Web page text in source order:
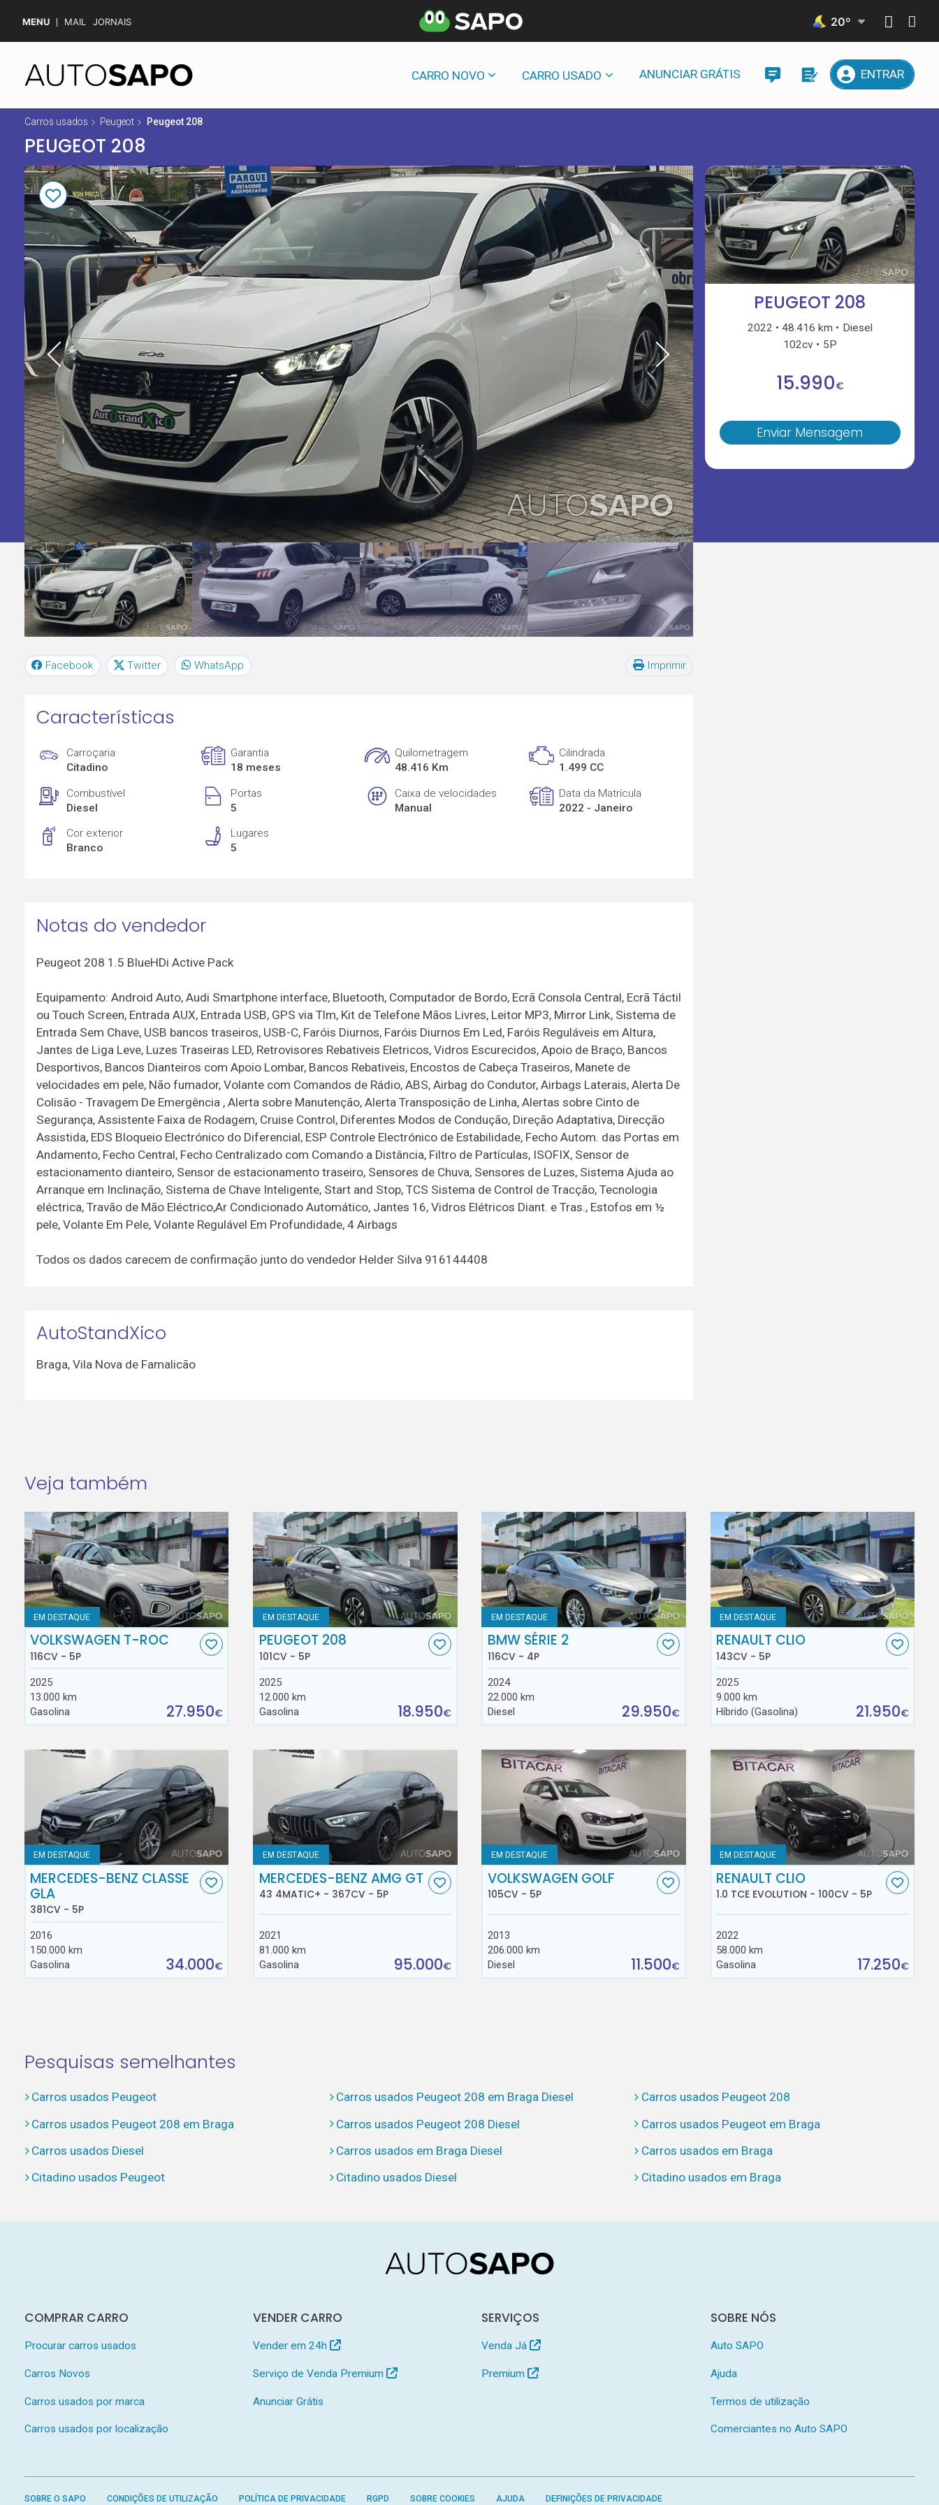
MENU MAIL JORNAIS 20º
CARRO NOVO CARRO USADO ANUNCIAR GRÁTIS ENTRAR
Carros usados Peugeot Peugeot 208
PEUGEOT 208
PEUGEOT 208
2022 48.416 km
Diesel
102cv
5P
15.990€
Enviar Mensagem
Facebook Twitter WhatsApp Imprimir
Características
Carroçaria
Citadino
Garantia
18 meses
Quilometragem
48.416 Km
Cilindrada
1.499 CC
Combustível
Diesel
Portas
5
Caixa de velocidades
Manual
Data da Matrícula
2022 - Janeiro
Cor exterior
Branco
Lugares
5
Notas do vendedor
Peugeot 208 1.5 BlueHDi Active Pack
Equipamento: Android Auto, Audi Smartphone interface, Bluetooth, Computador de Bordo, Ecrã Consola Central, Ecrã Táctil
ou Touch Screen, Entrada AUX, Entrada USB, GPS via Tlm, Kit de Telefone Mãos Livres, Leitor MP3, Mirror Link, Sistema de
Entrada Sem Chave, USB bancos traseiros, USB-C, Faróis Diurnos, Faróis Diurnos Em Led, Faróis Reguláveis em Altura,
Jantes de Liga Leve, Luzes Traseiras LED, Retrovisores Rebativeis Eletricos, Vidros Escurecidos, Apoio de Braço, Bancos
Desportivos, Bancos Dianteiros com Apoio Lombar, Bancos Rebativeis, Encostos de Cabeça Traseiros, Manete de
velocidades em pele, Não fumador, Volante com Comandos de Rádio, ABS, Airbag do Condutor, Airbags Laterais, Alerta De
Colisão - Travagem De Emergência , Alerta sobre Manutenção, Alerta Transposição de Linha, Alertas sobre Cinto de
Segurança, Assistente Faixa de Rodagem, Cruise Control, Diferentes Modos de Condução, Direção Adaptativa, Direcção
Assistida, EDS Bloqueio Electrónico do Diferencial, ESP Controle Electrónico de Estabilidade, Fecho Autom. das Portas em
Andamento, Fecho Central, Fecho Centralizado com Comando a Distância, Filtro de Partículas, ISOFIX, Sensor de
estacionamento dianteiro, Sensor de estacionamento traseiro, Sensores de Chuva, Sensores de Luzes, Sistema Ajuda ao
Arranque em Inclinação, Sistema de Chave Inteligente, Start and Stop, TCS Sistema de Control de Tracção, Tecnologia
eléctrica, Travão de Mão Eléctrico,Ar Condicionado Automático, Jantes 16, Vidros Elétricos Diant. e Tras., Estofos em ½
pele, Volante Em Pele, Volante Regulável Em Profundidade, 4 Airbags
Todos os dados carecem de confirmação junto do vendedor Helder Silva 916144408
AutoStandXico
Braga, Vila Nova de Famalicão
Veja também
EM DESTAQUE
VOLKSWAGEN T-ROC
116CV - 5P
2025
13.000 km
Gasolina
27.950€
EM DESTAQUE
PEUGEOT 208
101CV - 5P
2025
12.000 km
Gasolina
18.950€
EM DESTAQUE
BMW SÉRIE 2
116CV - 4P
2024
22.000 km
Diesel
29.950€
EM DESTAQUE
RENAULT CLIO
143CV - 5P
2025
9.000 km
Híbrido (Gasolina)
21.950€
EM DESTAQUE
MERCEDES-BENZ CLASSE
GLA
381CV - 5P
2016
150.000 km
Gasolina
34.000€
EM DESTAQUE
MERCEDES-BENZ AMG GT
43 4MATIC+ - 367CV - 5P
2021
81.000 km
Gasolina
95.000€
EM DESTAQUE
VOLKSWAGEN GOLF
105CV - 5P
2013
206.000 km
Diesel
11.500€
EM DESTAQUE
RENAULT CLIO
1.0 TCE EVOLUTION - 100CV - 5P
2022
58.000 km
Gasolina
17.250€
Pesquisas semelhantes
Carros usados Peugeot Carros usados Peugeot 208 em Braga Diesel
Carros usados Peugeot 208
Carros usados Peugeot 208 em Braga
Carros usados Peugeot 208 Diesel
Carros usados Peugeot em Braga
Carros usados Diesel
Carros usados em Braga Diesel
Carros usados em Braga
Citadino usados Peugeot
Citadino usados Diesel Citadino usados em Braga
COMPRAR CARRO
Procurar carros usados
Carros Novos
Carros usados por marca
Carros usados por localização
VENDER CARRO
Vender em 24h
Serviço de Venda Premium
Anunciar Grátis
SERVIÇOS
Venda Já
Premium
SOBRE NÓS
Auto SAPO
Ajuda
Termos de utilização
Comerciantes no Auto SAPO
SOBRE O SAPO CONDIÇÕES DE UTILIZAÇÃO POLÍTICA DE PRIVACIDADE RGPD SOBRE COOKIES AJUDA DEFINIÇÕES DE PRIVACIDADE